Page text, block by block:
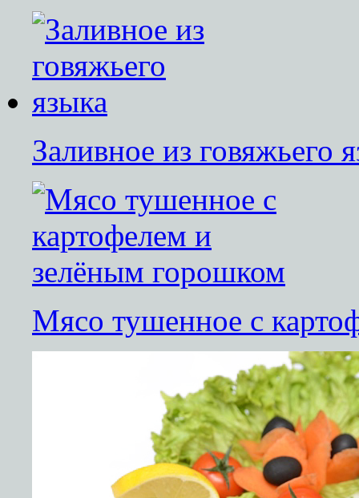
Заливное из говяжьего
Мясо тушенное с